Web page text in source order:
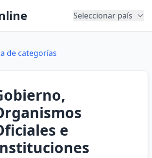
Seleccionar país
de categorías
e